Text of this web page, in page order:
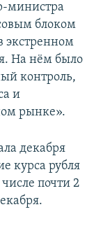
министра
блоком
экстренном
На нём было
контроль,
и
рынке».
декабря
курса рубля
почти 2